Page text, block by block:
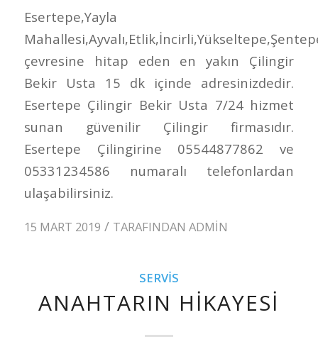
Esertepe,Yayla
çevresine hitap eden en yakın Çilingir
Bekir Usta 15 dk içinde adresinizdedir.
Esertepe Çilingir Bekir Usta 7/24 hizmet
sunan güvenilir Çilingir firmasıdır.
Esertepe Çilingirine 05544877862 ve
05331234586 numaralı telefonlardan
ulaşabilirsiniz.
15 MART 2019 / TARAFINDAN ADMIN
SERVIS
ANAHTARIN HIKAYESI